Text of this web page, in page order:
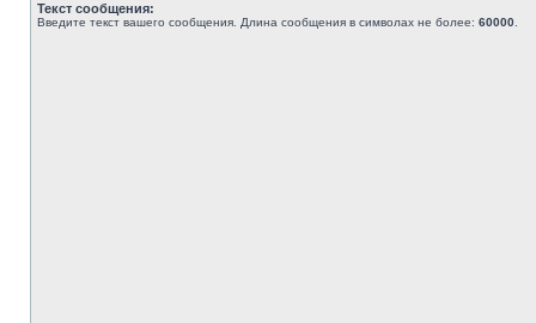
Текст сообщения:
Введите текст вашего сообщения. Длина сообщения в символах не более: 60000